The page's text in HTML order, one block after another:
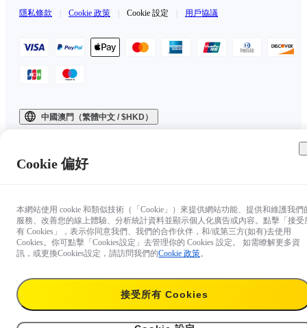
隱私條款 Cookie 政策 Cookie 設定 用戶協議
中國澳門（繁體中文 / $HKD）
Cookie 偏好
本網站使用 cookie 和類似技術（「Cookie」）來提供網站功能、提供和維護我們
服務、改善您的線上體驗、分析統計資料並顯示個人化廣告或內容。點擊「接受
有 Cookies」，表示你同意我們、我們的合作伙伴，和/或第三方(如有)去使用
Cookies。你可點擊「Cookies設定」去管理你的 Cookies 設定。 如需瞭解更多資
訊，或更換Cookies設定，請訪問我們的Cookie 政策。
接受所有 Cookies